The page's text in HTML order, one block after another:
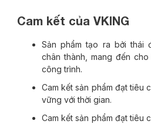
Cam kết của VKING
Sản phẩm tạo ra bởi thái
chân thành, mang đến
công trình.
Cam kết sản phẩm đạt tiêu
vững với thời gian.
Cam kết sản phẩm đạt tiêu